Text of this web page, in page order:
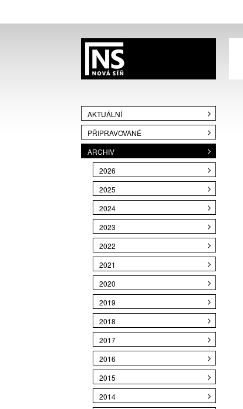
AKTUÁLNÍ
PŘIPRAVOVANÉ
ARCHIV
2026
2025
2024
2023
2022
2021
2020
2019
2018
2017
2016
2015
2014